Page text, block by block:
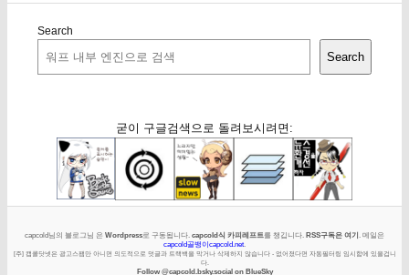
Search
Search
굳이 구글검색으로 돌려보시려면:
capcold님의 블로그님 은 Wordpress로 구동됩니다. capcold식 카피레프트를 챙깁니다. RSS구독은 여기 . 메일은
capcold골뱅이capcold.net
[주] 캡콜닷넷은 광고스팸만 아니면 의도적으로 덧글과 트랙백을 막거나 삭제하지 않습니다 - 없어졌다면 자동필터링 임시함에 있을겁니
다.
Follow @capcold.bsky.social on BlueSky